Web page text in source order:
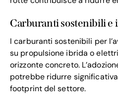
Carburanti sostenibili e
I carburanti sostenibili per
su propulsione ibrida o
orizzonte concreto.
potrebbe ridurre
footprint del settore.